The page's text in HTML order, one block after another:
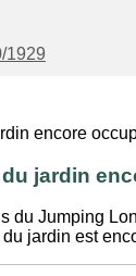
1929
jardin
du Jumping
jardin est